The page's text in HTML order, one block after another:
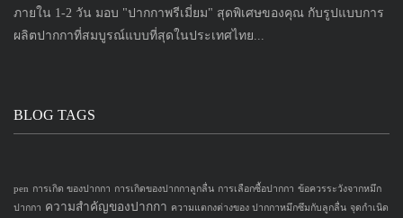
ภายใน 1-2 วัน มอบ "ปากกาพรีเมี่ยม" สุดพิเศษของคุณ กับรูปแบบการ
ผลิตปากกาที่สมบูรณ์แบบที่สุดในประเทศไทย...
BLOG TAGS
pen การเกิด ของปากกา การเกิดของปากกาลูกลื่น การเลือกซื้อปากกา ข้อควรระวังจากหมึก
ปากกา ความสำคัญของปากกา ความแตกงต่างของ ปากกาหมึกซึมกับลูกลื่น จุดกำเนิด